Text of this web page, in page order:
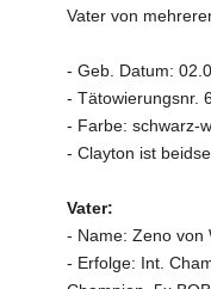
Vater von
- Geb. Datum:
- Tätowierungsnr.
- Farbe: schwarz-
- Clayton ist
Vater:
- Name: Zeno von
- Erfolge: Int.